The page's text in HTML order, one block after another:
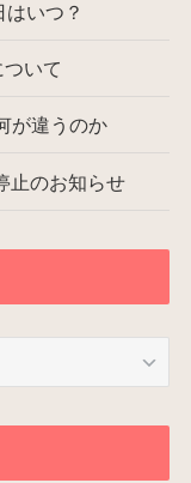
いつ？
いて
が違うのか
止のお知らせ